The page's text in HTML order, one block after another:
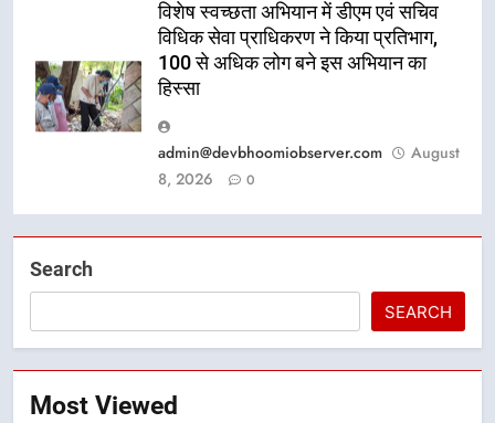
विशेष स्वच्छता अभियान में डीएम एवं सचिव
विधिक सेवा प्राधिकरण ने किया प्रतिभाग,
100 से अधिक लोग बने इस अभियान का
हिस्सा
admin@devbhoomiobserver.com
August
8, 2026
0
Search
SEARCH
Most Viewed